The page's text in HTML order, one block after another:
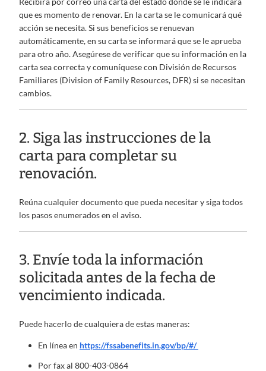
que es momento de renovar. En la carta se le comunicará qué
acción se necesita. Si sus beneficios se renuevan
automáticamente, en su carta se informará que se le aprueba
para otro año. Asegúrese de verificar que su información en la
carta sea correcta y comuníquese con División de Recursos
Familiares (Division of Family Resources, DFR) si se necesitan
cambios.
2. Siga las instrucciones de la
carta para completar su
renovación.
Reúna cualquier documento que pueda necesitar y siga todos
los pasos enumerados en el aviso.
3. Envíe toda la información
solicitada antes de la fecha de
vencimiento indicada.
Puede hacerlo de cualquiera de estas maneras:
En línea en https://fssabenefits.in.gov/bp/#/
Por fax al 800-403-0864